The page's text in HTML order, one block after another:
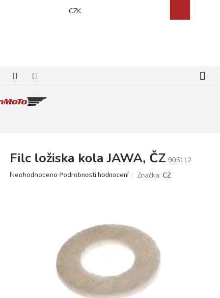
CZK
košík
Filc ložiska kola JAWA, ČZ 905112
Průměrné
Neohodnoceno Podrobnosti hodnocení Značka: CZ